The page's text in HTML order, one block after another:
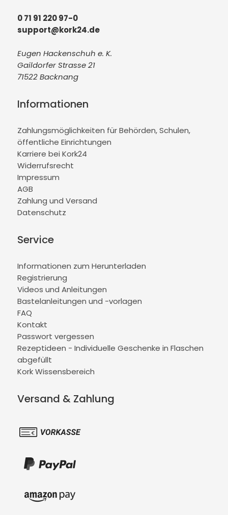
0 71 91 220 97-0
support@kork24.de
Eugen Hackenschuh e. K.
Gaildorfer Strasse 21
71522 Backnang
Informationen
Zahlungsmöglichkeiten für Behörden, Schulen,
öffentliche Einrichtungen
Karriere bei Kork24
Widerrufsrecht
Impressum
AGB
Zahlung und Versand
Datenschutz
Service
Informationen zum Herunterladen
Registrierung
Videos und Anleitungen
Bastelanleitungen und -vorlagen
FAQ
Kontakt
Passwort vergessen
Rezeptideen - Individuelle Geschenke in Flaschen
abgefüllt
Kork Wissensbereich
Versand & Zahlung